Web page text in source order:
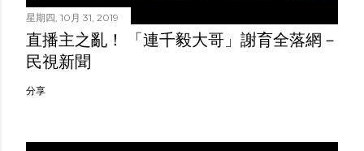
星期四, 10月 31, 2019
直播主之亂！ 「連千毅大哥」謝育全落網－
民視新聞
分享